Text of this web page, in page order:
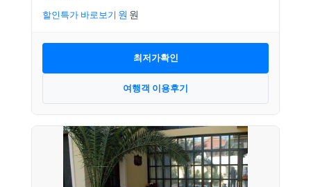
할인특가 바로보기
최저가확인
여행객 이용후기